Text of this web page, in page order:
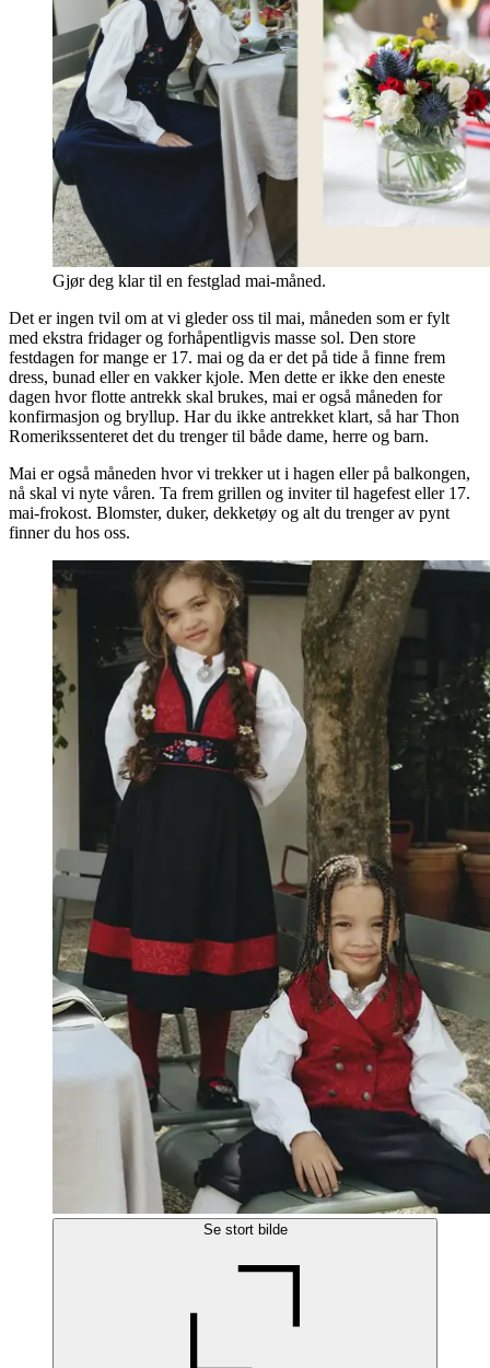
Gjør deg klar til en festglad mai-måned.
Det er ingen tvil om at vi gleder oss til mai, måneden som er fylt
med ekstra fridager og forhåpentligvis masse sol. Den store
festdagen for mange er 17. mai og da er det på tide å finne frem
dress, bunad eller en vakker kjole. Men dette er ikke den eneste
dagen hvor flotte antrekk skal brukes, mai er også måneden for
konfirmasjon og bryllup. Har du ikke antrekket klart, så har Thon
Romerikssenteret det du trenger til både dame, herre og barn.
Mai er også måneden hvor vi trekker ut i hagen eller på balkongen,
nå skal vi nyte våren. Ta frem grillen og inviter til hagefest eller 17.
mai-frokost. Blomster, duker, dekketøy og alt du trenger av pynt
finner du hos oss.
Se stort bilde